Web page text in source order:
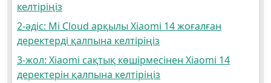
келтіріңіз
2-әдіс: Mi Cloud арқылы Xiaomi 14 жоғалған
деректерді қалпына келтіріңіз
3-жол: Xiaomi сақтық көшірмесінен Xiaomi 14
деректерін қалпына келтіріңіз